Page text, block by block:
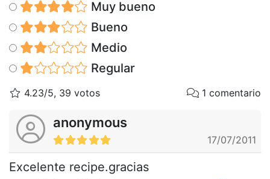
Muy bueno
Bueno
Medio
Regular
4.23/5, 39 votos 1 comentario
anonymous
17/07/2011
Excelente recipe.gracias